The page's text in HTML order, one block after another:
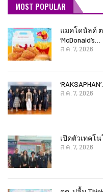
MOST POPULAR
แมคโดนัลด์
‘McDonald’s…
ส.ค. 7, 2026
‘RAKSAPHAN’…
ส.ค. 7, 2026
เปิดตัวเทคโน
ส.ค. 7, 2026